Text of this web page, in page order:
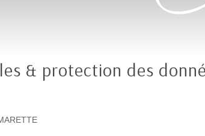
& protection des